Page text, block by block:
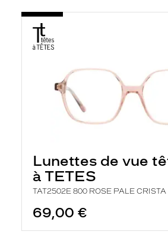
Lunettes de vue
à TETES
TAT2502E 800 ROSE PALE CRISTA
69,00 €